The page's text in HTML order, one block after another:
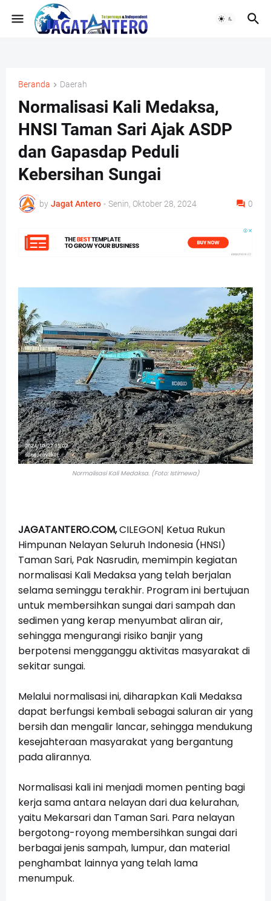
Beranda Daerah
Normalisasi Kali Medaksa,
HNSI Taman Sari Ajak ASDP
dan Gapasdap Peduli
Kebersihan Sungai
by Jagat Antero - Senin, Oktober 28, 2024 0
Normalisasi Kali Medaksa. (Foto: Istimewa)
JAGATANTERO.COM,CILEGON| Ketua Rukun
Himpunan Nelayan Seluruh Indonesia (HNSI)
Taman Sari, Pak Nasrudin, memimpin kegiatan
normalisasi Kali Medaksa yang telah berjalan
selama seminggu terakhir. Program ini bertujuan
untuk membersihkan sungai dari sampah dan
sedimen yang kerap menyumbat aliran air,
sehingga mengurangi risiko banjir yang
berpotensi mengganggu aktivitas masyarakat di
sekitar sungai.
Melalui normalisasi ini, diharapkan Kali Medaksa
dapat berfungsi kembali sebagai saluran air yang
bersih dan mengalir lancar, sehingga mendukung
kesejahteraan masyarakat yang bergantung
pada alirannya.
Normalisasi kali ini menjadi momen penting bagi
kerja sama antara nelayan dari dua kelurahan,
yaitu Mekarsari dan Taman Sari. Para nelayan
bergotong-royong membersihkan sungai dari
berbagai jenis sampah, lumpur, dan material
penghambat lainnya yang telah lama
menumpuk.